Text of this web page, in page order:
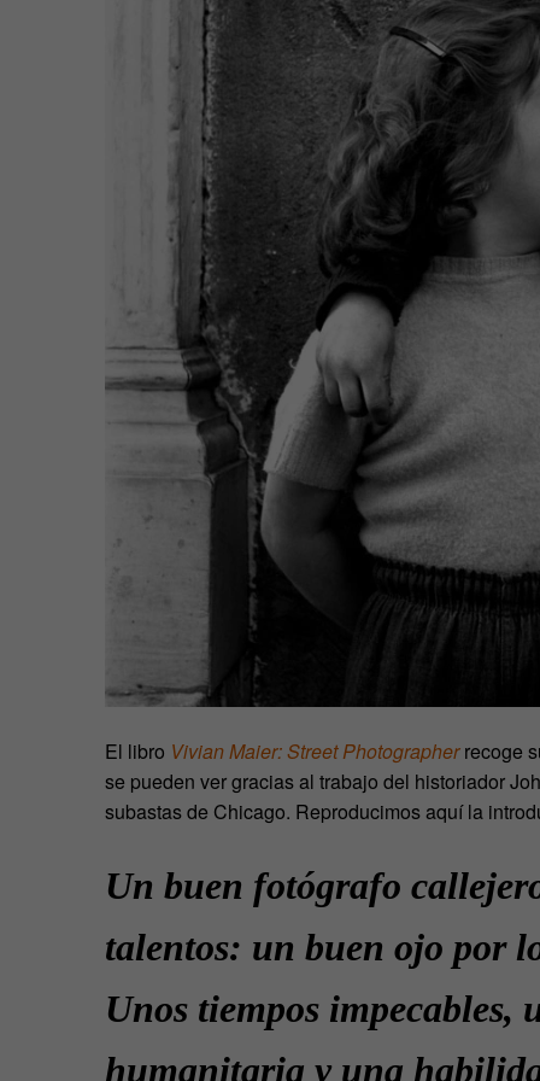
El libro Vivian Maier: Street Photographerrecoge
se pueden ver gracias al trabajo del historiador
subastas de Chicago. Reproducimos aquí la
Un buen fotógrafo
talentos: un buen ojo por
Unos tiempos impecables,
humanitaria y una